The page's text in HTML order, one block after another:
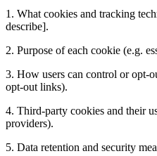
1. What cookies and tracking
describe].
2. Purpose of each cookie (e.g.
3. How users can control or opt-
opt-out links).
4. Third-party cookies and their
providers).
5. Data retention and security